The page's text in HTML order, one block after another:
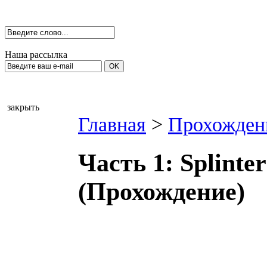
Наша рассылка
закрыть
Главная >
Часть 1:
(Прохождение)